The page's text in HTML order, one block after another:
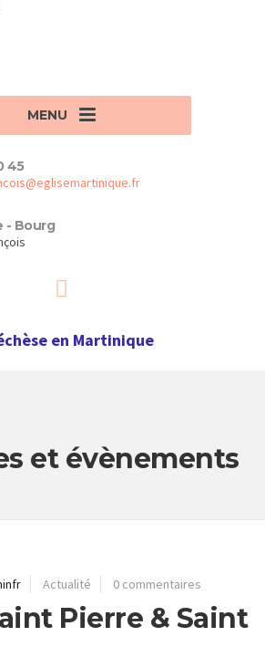
MENU
45
- Bourg
en Martinique
et évènements
Actualité 0 commentaires
Pierre & Saint